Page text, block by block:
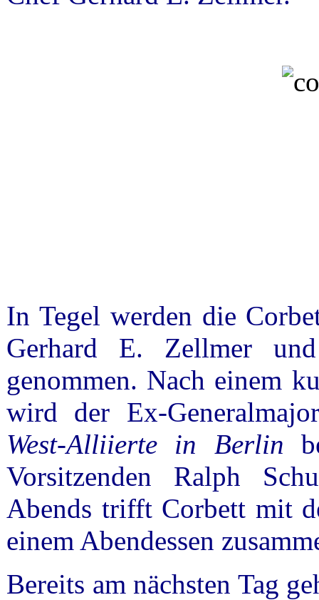
In Tegel werden die
Gerhard E. Zellmer
genommen. Nach einem
wird der Ex-
West-Alliierte in Berlin
Vorsitzenden Ralph
Abends trifft Corbett mit
einem Abendessen
Bereits am nächsten Tag